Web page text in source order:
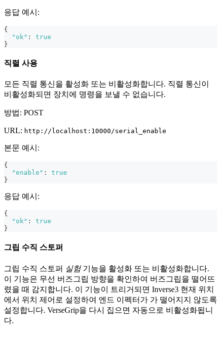
응답 예시:
{
"ok" :
true
}
직렬 사용
모든 직렬 통신을 활성화 또는 비활성화합니다. 직렬 통신이
비활성화되면 장치에 명령을 보낼 수 없습니다.
방법: POST
URL: http://localhost:10000/serial_enable
본문 예시:
{
"enable" :
true
}
응답 예시:
{
"ok" :
true
}
그립 수직 스토퍼
그립 수직 스토퍼 실험기능을 활성화 또는 비활성화합니다.
이 기능은 무선 버즈그립 방향을 확인하여 버즈그립을 떨어뜨
렸을 때 감지합니다. 이 기능이 트리거되면 Inverse3 현재 위치
에서 위치 제어로 설정하여 엔드 이펙터가 가 떨어지지 않도록
설정합니다. VerseGrip을 다시 집으면 자동으로 비활성화됩니
다.